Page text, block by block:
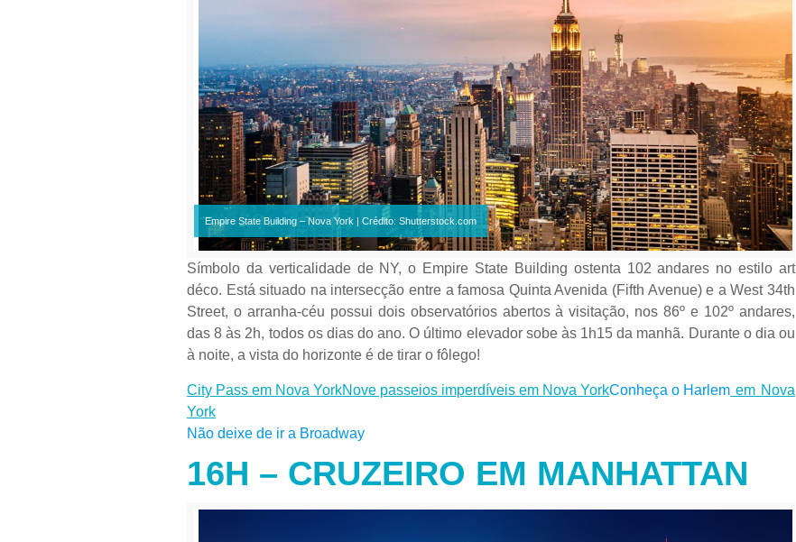
Empire State Building – Nova York | Crédito: Shutterstock.com
Símbolo da verticalidade de NY, o Empire State Building ostenta 102 andares no estilo art
déco. Está situado na intersecção entre a famosa Quinta Avenida (Fifth Avenue) e a West 34th
Street, o arranha-céu possui dois observatórios abertos à visitação, nos 86º e 102º andares,
das 8 às 2h, todos os dias do ano. O último elevador sobe às 1h15 da manhã. Durante o dia ou
à noite, a vista do horizonte é de tirar o fôlego!
City Pass em Nova YorkNove passeios imperdíveis em Nova YorkConheça o Harlem em Nova
York
Não deixe de ir a Broadway
16H – CRUZEIRO EM MANHATTAN